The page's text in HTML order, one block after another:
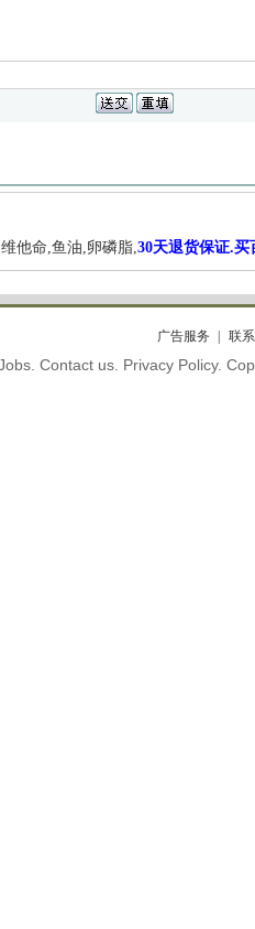
他命,鱼油,卵磷脂,30天退货保证.买
广告服务 联
Contact us. Privacy Policy.